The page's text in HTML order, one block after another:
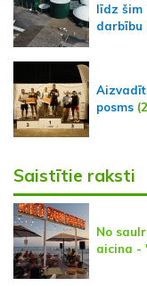
līdz šim
darbību
posms
Saistītie raksti
No
aicina -